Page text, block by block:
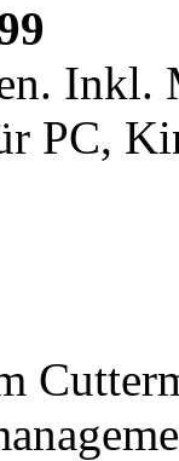
Inkl.
PC,